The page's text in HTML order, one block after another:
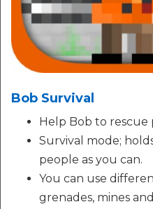
Bob Survival
Help Bob to rescue
Survival mode;
people as you can.
You can use
grenades, mines